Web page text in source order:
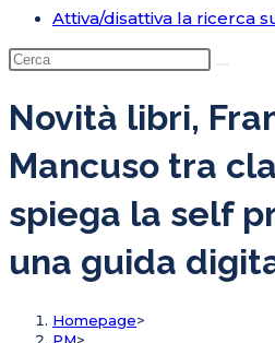
Attiva/disattiva la ricerca
Novità libri,
Mancuso tra
spiega la self
una guida
Homepage>